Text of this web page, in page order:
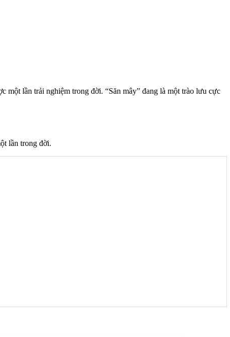
một lần trải nghiệm trong đời. “Săn mây” đang là một trào lưu cực
lần trong đời.